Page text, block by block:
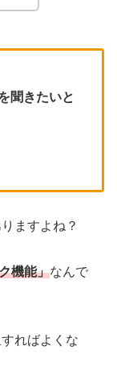
聞きたいと
ますよね？
機能」なんで
ればよくな